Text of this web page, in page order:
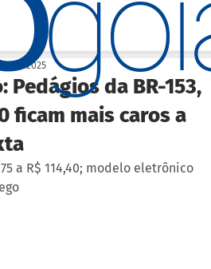
Pedágios da BR-153,
ficam mais caros a
de 2025
a R$ 114,40; modelo eletrônico